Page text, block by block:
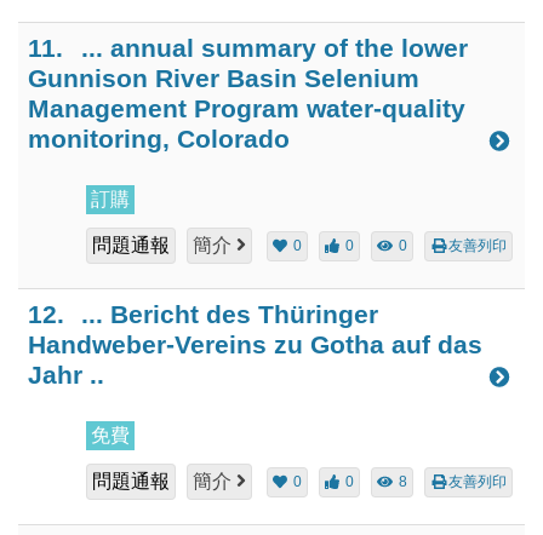
11.
... annual summary of the lower
Gunnison River Basin Selenium
Management Program water-quality
monitoring, Colorado
訂購
問題通報 簡介 0 0 0 友善列印
12.
... Bericht des Thüringer
Handweber-Vereins zu Gotha auf das
Jahr ..
免費
問題通報 簡介 0 0 8 友善列印